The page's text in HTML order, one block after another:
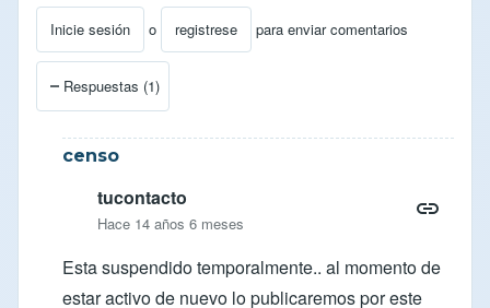
Inicie sesión o registrese para enviar comentarios
Respuestas (1)
censo
tucontacto
Hace 14 años 6 meses
Esta suspendido temporalmente.. al momento de
estar activo de nuevo lo publicaremos por este